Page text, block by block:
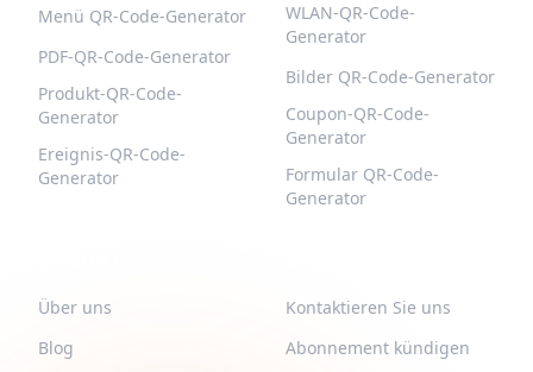
Menü QR-Code-Generator
PDF-QR-Code-Generator
Produkt-QR-Code-
Generator
Ereignis-QR-Code-
Generator
WLAN-QR-Code-
Generator
Bilder QR-Code-Generator
Coupon-QR-Code-
Generator
Formular QR-Code-
Generator
Über uns
Blog
Kontaktieren Sie uns
Abonnement kündigen